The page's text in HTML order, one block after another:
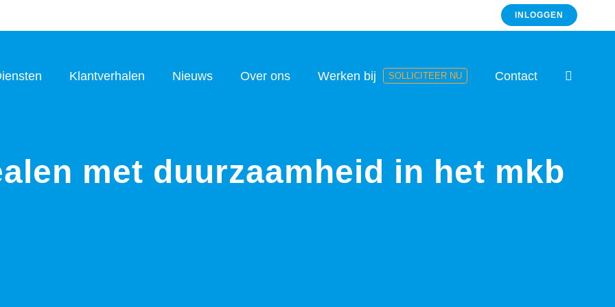
INLOGGEN
Klantverhalen Nieuws Over ons Werken bij SOLLICITEER NU Contact
met duurzaamheid in het mkb